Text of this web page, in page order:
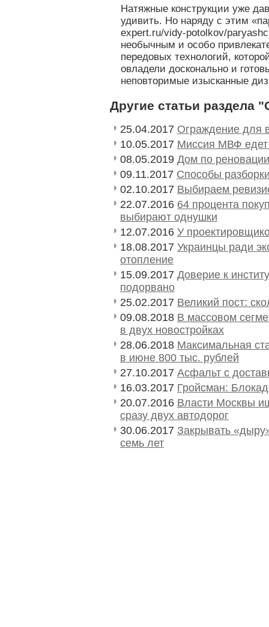
Натяжные конструкции уже
удивить. Но наряду с этим
expert.ru/vidy-potolkov/
необычным и особо
передовых технологий,
овладели досконально и
неповторимые изысканные
Другие статьи раздела
25.04.2017 Ограждение для
10.05.2017 Миссия МВФ едет
08.05.2019 Дом по
09.11.2017 Способы
02.10.2017 Выбираем
22.07.2016 64 процента
выбирают однушки
12.07.2016 У
18.08.2017 Украинцы ради
отопление
15.09.2017 Доверие к
подорвано
25.02.2017 Великий пост:
09.08.2018 В массовом
в двух новостройках
28.06.2018 Максимальная
в июне 800 тыс. рублей
27.10.2017 Асфальт с
16.03.2017 Гройсман:
20.07.2016 Власти Москвы
сразу двух автодорог
30.06.2017 Закрывать
семь лет